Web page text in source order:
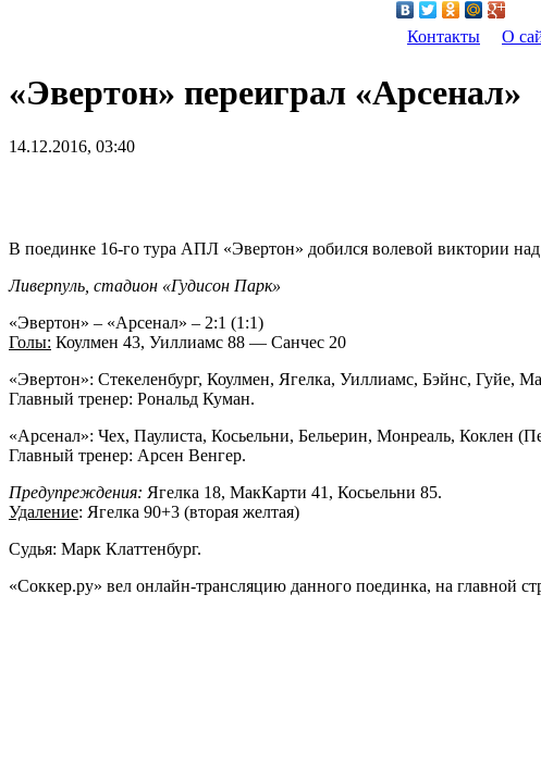
Контакты О
«Эвертон» переиграл «Арсенал»
14.12.2016, 03:40
В поединке 16-го тура АПЛ «Эвертон» добился волевой виктории
Ливерпуль, стадион «Гудисон Парк»
«Эвертон» – «Арсенал» – 2:1 (1:1)
Голы: Коулмен 43, Уиллиамс 88 — Санчес 20
«Эвертон»: Стекеленбург, Коулмен, Ягелка, Уиллиамс, Бэйнс,
Главный тренер: Рональд Куман.
«Арсенал»: Чех, Паулиста, Косьельни, Бельерин, Монреаль, Коклен
Главный тренер: Арсен Венгер.
Предупреждения: Ягелка 18, МакКарти 41, Косьельни 85.
Удаление: Ягелка 90+3 (вторая желтая)
Судья: Марк Клаттенбург.
«Соккер.ру» вел онлайн-трансляцию данного поединка, на главной